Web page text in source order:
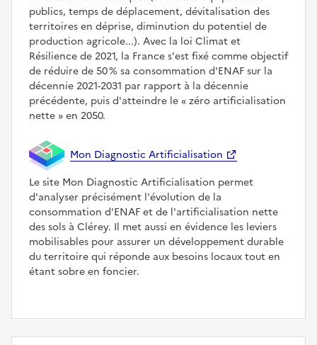
publics, temps de déplacement, dévitalisation des
territoires en déprise, diminution du potentiel de
production agricole...). Avec la loi Climat et
Résilience de 2021, la France s'est fixé comme objectif
de réduire de 50 % sa consommation d'ENAF sur la
décennie 2021-2031 par rapport à la décennie
précédente, puis d'atteindre le
zéro artificialisation
nette
en 2050.
Mon Diagnostic Artificialisation
Le site Mon Diagnostic Artificialisation permet
d'analyser précisément l'évolution de la
consommation d'ENAF et de l'artificialisation nette
des sols à Clérey. Il met aussi en évidence les leviers
mobilisables pour assurer un développement durable
du territoire qui réponde aux besoins locaux tout en
étant sobre en foncier.